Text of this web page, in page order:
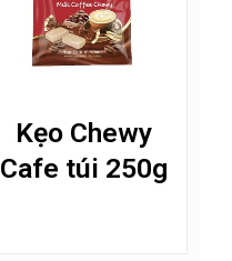
Kẹo Chewy
Cafe túi 250g